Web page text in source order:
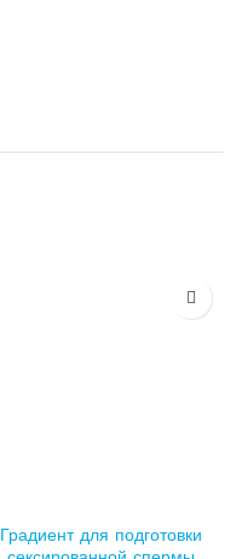
Градиент для подготовки